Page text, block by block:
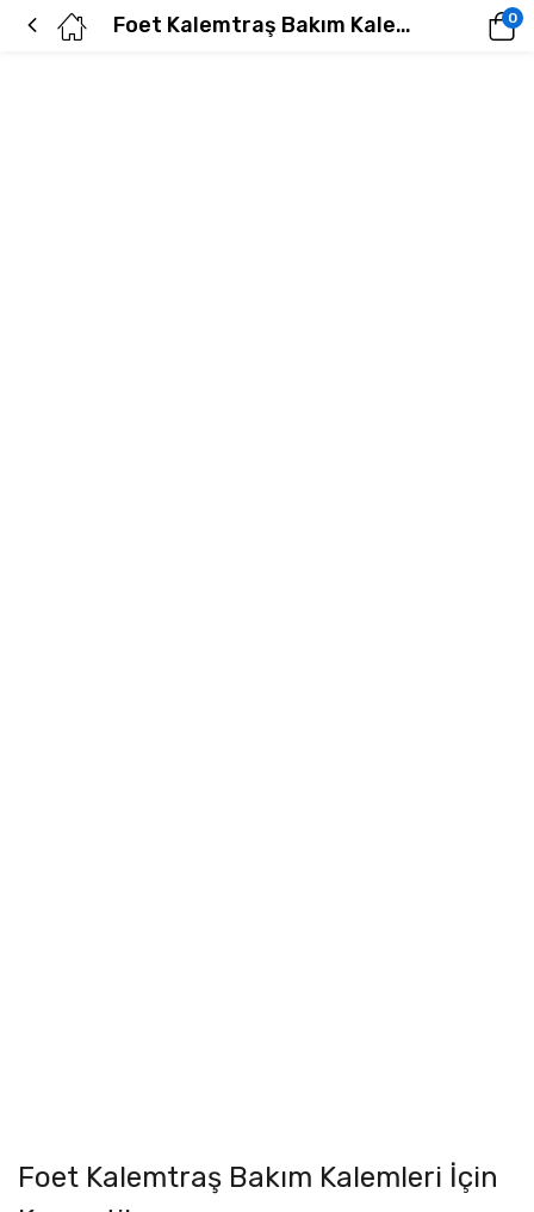
Foet Kalemtraş Bakım Kalemleri İçin Kozmetik 0
Foet Kalemtraş Bakım Kalemleri İçin